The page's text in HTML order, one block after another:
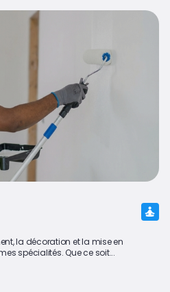
la décoration et la mise en
spécialités. Que ce soit...